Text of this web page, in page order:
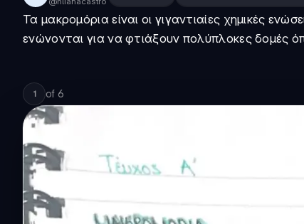
Τα μακρομόρια είναι οι γιγαντιαίες χημικές
ενώνονται για να φτιάξουν πολύπλοκες δομές
1 of 6